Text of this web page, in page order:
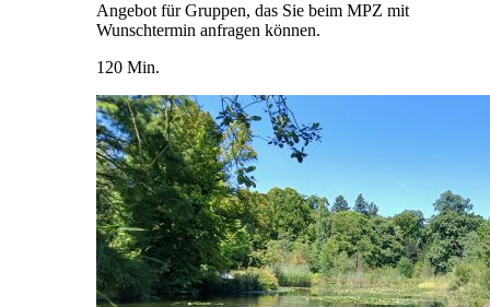
Angebot für Gruppen, das Sie beim MPZ mit
Wunschtermin anfragen können.
120 Min.